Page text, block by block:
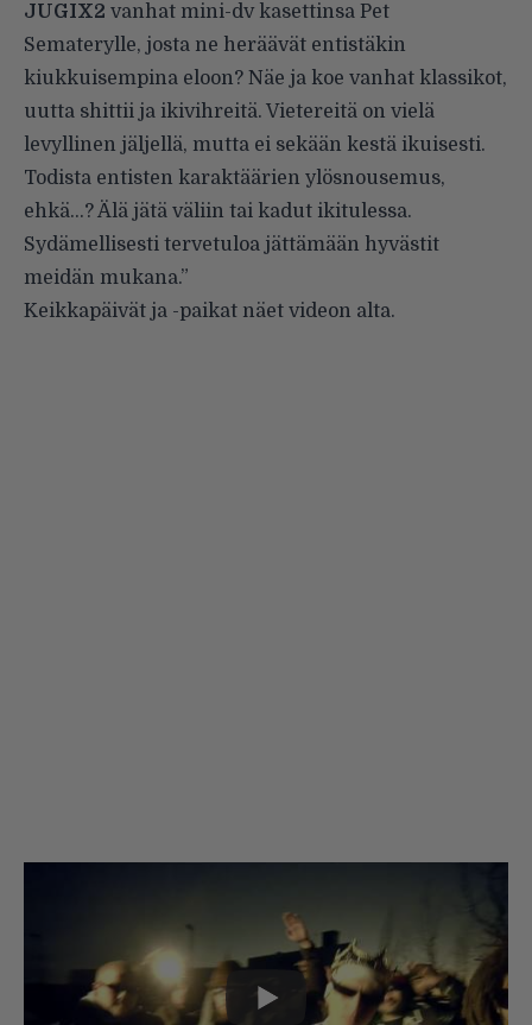
JUGIX2 vanhat mini-dv kasettinsa Pet
Sematerylle, josta ne heräävät entistäkin
kiukkuisempina eloon? Näe ja koe vanhat klassikot,
uutta shittii ja ikivihreitä. Vietereitä on vielä
levyllinen jäljellä, mutta ei sekään kestä ikuisesti.
Todista entisten karaktäärien ylösnousemus,
ehkä…? Älä jätä väliin tai kadut ikitulessa.
Sydämellisesti tervetuloa jättämään hyvästit
meidän mukana.”
Keikkapäivät ja -paikat näet videon alta.